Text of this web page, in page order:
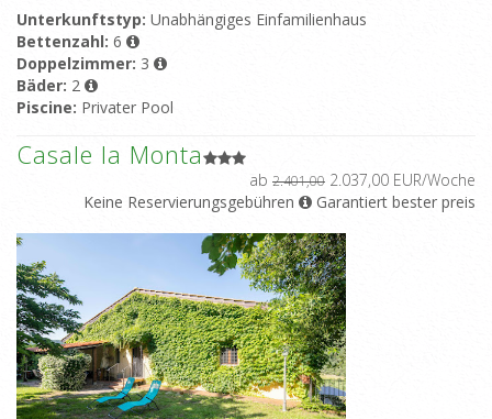
Unterkunftstyp: Unabhängiges Einfamilienhaus
Bettenzahl: 6
Doppelzimmer: 3
Bäder: 2
Piscine: Privater Pool
Casale la Monta
ab 2.401,00 2.037,00 EUR/Woche
Keine Reservierungsgebühren
Garantiert bester preis